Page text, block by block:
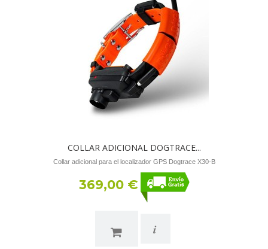
COLLAR ADICIONAL DOGTRACE...
Collar adicional para el localizador GPS Dogtrace X30-B
369,00 €
i